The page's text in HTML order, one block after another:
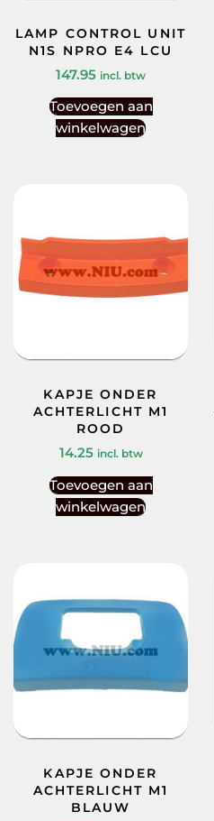
LAMP CONTROL UNIT
N1S NPRO E4 LCU
147.95 incl. btw
Toevoegen aan
winkelwagen
KAPJE ONDER
ACHTERLICHT M1
ROOD
14.25 incl. btw
Toevoegen aan
winkelwagen
KAPJE ONDER
ACHTERLICHT M1
BLAUW